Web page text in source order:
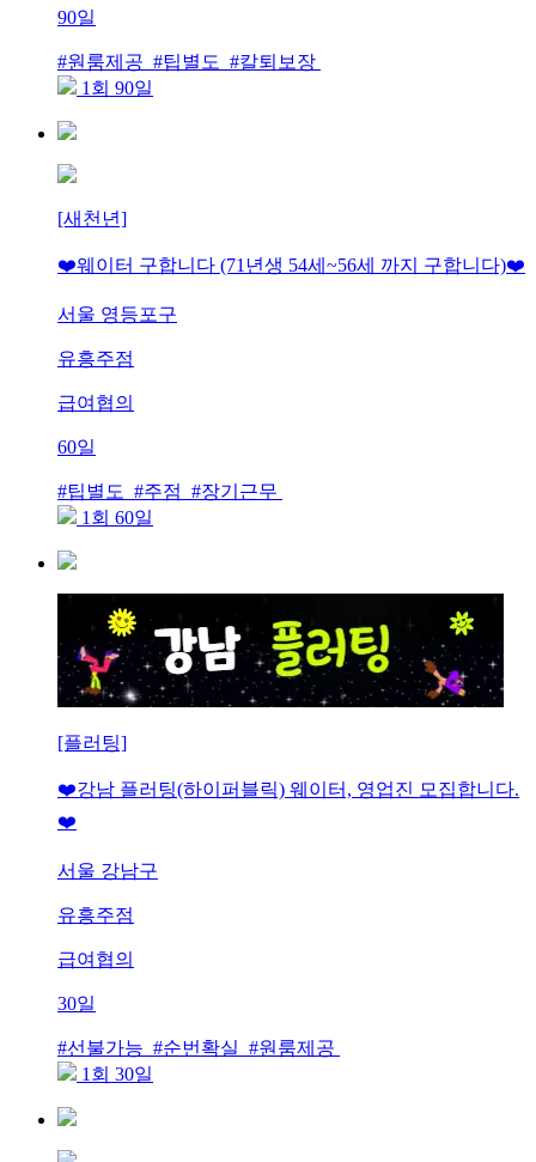
90일
#원룸제공 #팁별도 #칼퇴보장
1회 90일
[새천년]
❤️웨이터 구합니다 (71년생 54세~56세 까지 구합니다)❤️
서울 영등포구
유흥주점
급여협의
60일
#팁별도 #주점 #장기근무
1회 60일
[플러팅]
❤️강남 플러팅(하이퍼블릭) 웨이터, 영업진 모집합니다.
❤️
서울 강남구
유흥주점
급여협의
30일
#선불가능 #순번확실 #원룸제공
1회 30일